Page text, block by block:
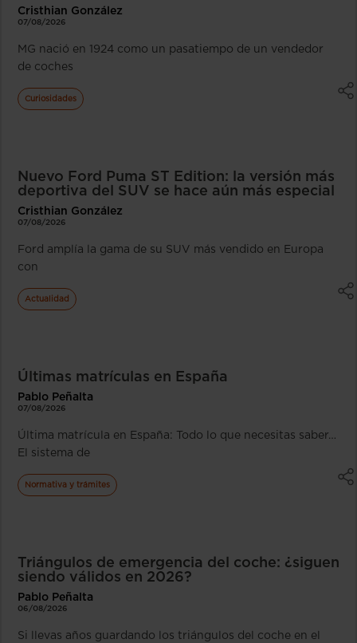
Cristhian González
07/08/2026
MG nació en 1924 como un pasatiempo de un vendedor
de coches
Curiosidades
Nuevo Ford Puma ST Edition: la versión más
deportiva del SUV se hace aún más especial
Cristhian González
07/08/2026
Ford amplía la gama de su SUV más vendido en Europa
con
Actualidad
Últimas matrículas en España
Pablo Peñalta
07/08/2026
Última matrícula en España: Todo lo que necesitas saber…
El sistema de
Normativa y trámites
Triángulos de emergencia del coche: ¿siguen
siendo válidos en 2026?
Pablo Peñalta
06/08/2026
Si llevas años guardando los triángulos del coche en el